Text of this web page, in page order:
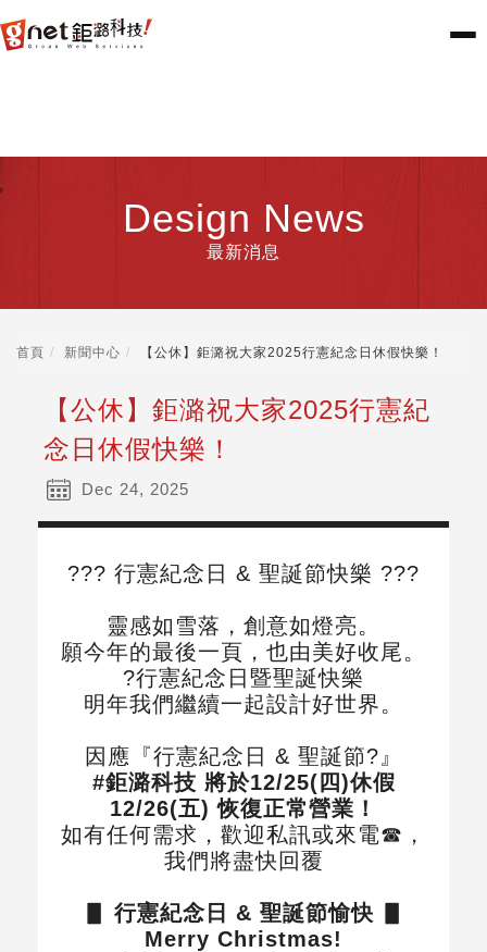
Design News
最新消息
首頁 新聞中心 【公休】鉅潞祝大家2025行憲紀念日休假快樂！
【公休】鉅潞祝大家2025行憲紀
念日休假快樂！
Dec 24, 2025
??? 行憲紀念日 & 聖誕節快樂 ???
靈感如雪落，創意如燈亮。
願今年的最後一頁，也由美好收尾。
?行憲紀念日暨聖誕快樂
明年我們繼續一起設計好世界。
因應『行憲紀念日 & 聖誕節?』
#鉅潞科技 將於12/25(四)休假
12/26(五) 恢復正常營業！
如有任何需求，歡迎私訊或來電☎，
我們將盡快回覆
▋ 行憲紀念日 & 聖誕節愉快 ▋
Merry Christmas!